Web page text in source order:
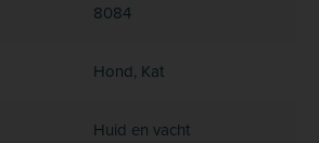
8084
Hond, Kat
Huid en vacht